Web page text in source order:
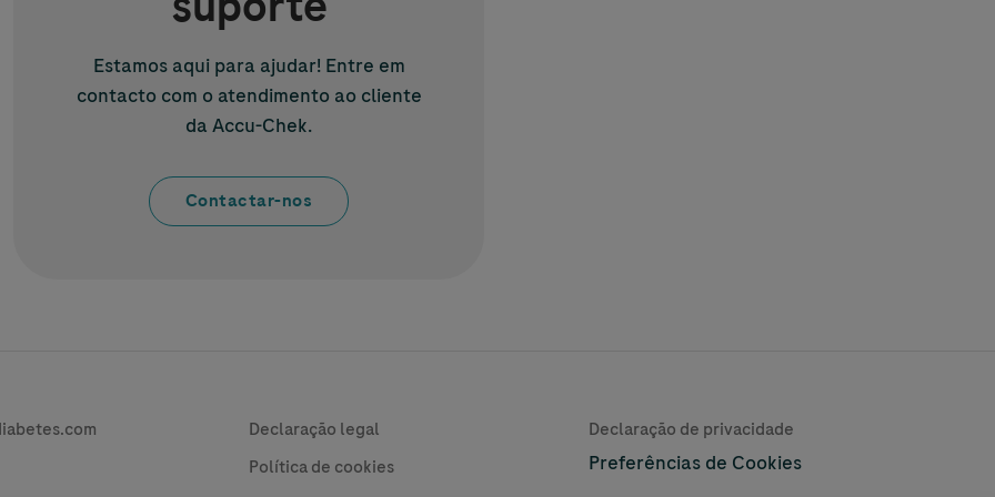
Estamos aqui para ajudar! Entre em
contacto com o atendimento ao cliente
da Accu-Chek.
Contactar-nos
Contact
Declaração legal
Política de cookies
Learn More
Declaração de privacidade
Preferências de Cookies